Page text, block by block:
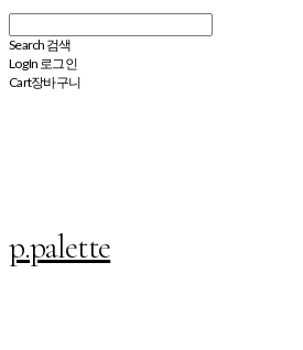
Search 검색
Log In 로그인
Cart장바구니
p.palette